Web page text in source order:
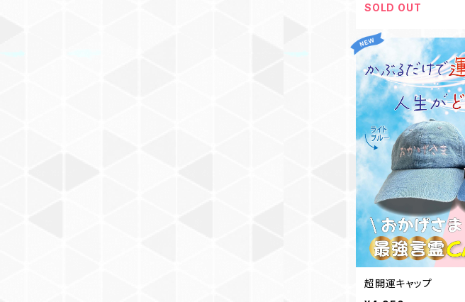
SOLD OUT
超開運キャップ